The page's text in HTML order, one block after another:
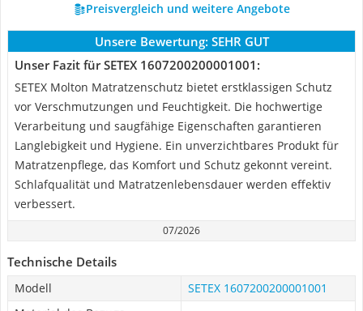
Preisvergleich und weitere Angebote
Unsere Bewertung: SEHR GUT
Unser Fazit für SETEX 1607200200001001:
SETEX Molton Matratzenschutz bietet erstklassigen Schutz
vor Verschmutzungen und Feuchtigkeit. Die hochwertige
Verarbeitung und saugfähige Eigenschaften garantieren
Langlebigkeit und Hygiene. Ein unverzichtbares Produkt für
Matratzenpflege, das Komfort und Schutz gekonnt vereint.
Schlafqualität und Matratzenlebensdauer werden effektiv
verbessert.
07/2026
Technische Details
Modell
SETEX 1607200200001001